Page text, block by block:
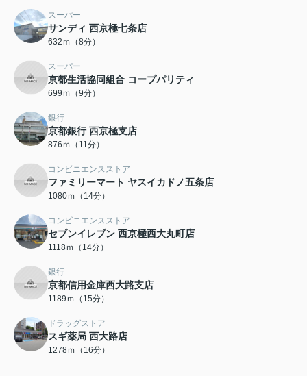
スーパー
サンディ 西京極七条店
632ｍ（8分）
スーパー
京都生活協同組合 コープパリティ
699ｍ（9分）
銀行
京都銀行 西京極支店
876ｍ（11分）
コンビニエンスストア
ファミリーマート ヤスイカドノ五条店
1080ｍ（14分）
コンビニエンスストア
セブンイレブン 西京極西大丸町店
1118ｍ（14分）
銀行
京都信用金庫西大路支店
1189ｍ（15分）
ドラッグストア
スギ薬局 西大路店
1278ｍ（16分）